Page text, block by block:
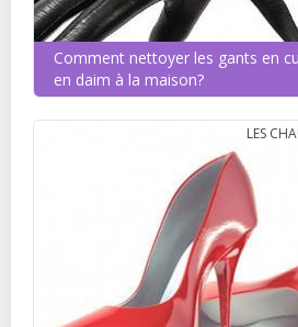
Comment nettoyer les gants en
en daim à la maison?
LES